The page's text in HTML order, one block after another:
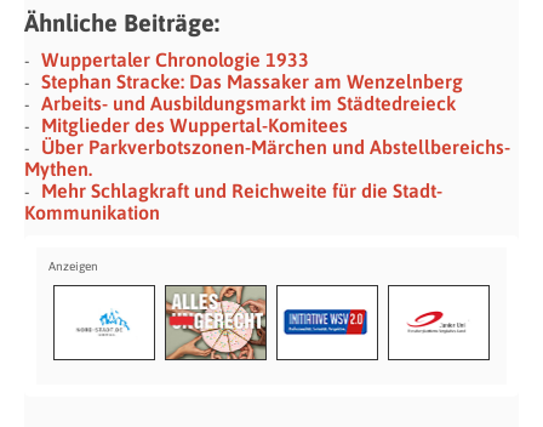
Ähnliche Beiträge:
Wuppertaler Chronologie 1933
Stephan Stracke: Das Massaker am Wenzelnberg
Arbeits- und Ausbildungsmarkt im Städtedreieck
Mitglieder des Wuppertal-Komitees
Über Parkverbotszonen-Märchen und Abstellbereichs-
Mythen.
Mehr Schlagkraft und Reichweite für die Stadt-
Kommunikation